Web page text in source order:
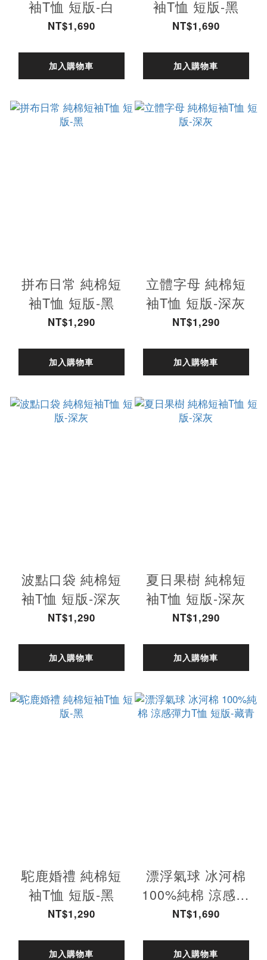
袖T恤 短版-白
NT$1,690
加入購物車
袖T恤 短版-黑
NT$1,690
加入購物車
拼布日常 純棉短
袖T恤 短版-黑
NT$1,290
加入購物車
立體字母 純棉短
袖T恤 短版-深灰
NT$1,290
加入購物車
波點口袋 純棉短
袖T恤 短版-深灰
NT$1,290
加入購物車
夏日果樹 純棉短
袖T恤 短版-深灰
NT$1,290
加入購物車
駝鹿婚禮 純棉短
袖T恤 短版-黑
NT$1,290
加入購物車
漂浮氣球 冰河棉
100%純棉 涼感彈
力T恤 短版-藏青
NT$1,690
加入購物車